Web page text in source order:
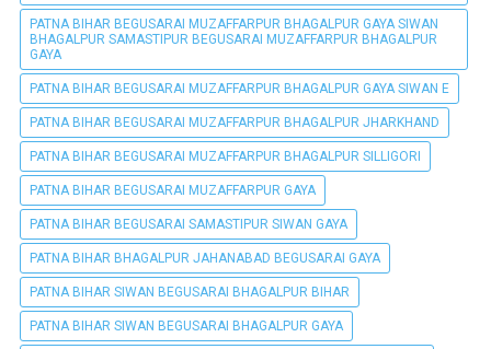
PATNA BIHAR BEGUSARAI MUZAFFARPUR BHAGALPUR GAYA SIWAN
BHAGALPUR SAMASTIPUR BEGUSARAI MUZAFFARPUR BHAGALPUR
GAYA
PATNA BIHAR BEGUSARAI MUZAFFARPUR BHAGALPUR GAYA SIWAN E
PATNA BIHAR BEGUSARAI MUZAFFARPUR BHAGALPUR JHARKHAND
PATNA BIHAR BEGUSARAI MUZAFFARPUR BHAGALPUR SILLIGORI
PATNA BIHAR BEGUSARAI MUZAFFARPUR GAYA
PATNA BIHAR BEGUSARAI SAMASTIPUR SIWAN GAYA
PATNA BIHAR BHAGALPUR JAHANABAD BEGUSARAI GAYA
PATNA BIHAR SIWAN BEGUSARAI BHAGALPUR BIHAR
PATNA BIHAR SIWAN BEGUSARAI BHAGALPUR GAYA